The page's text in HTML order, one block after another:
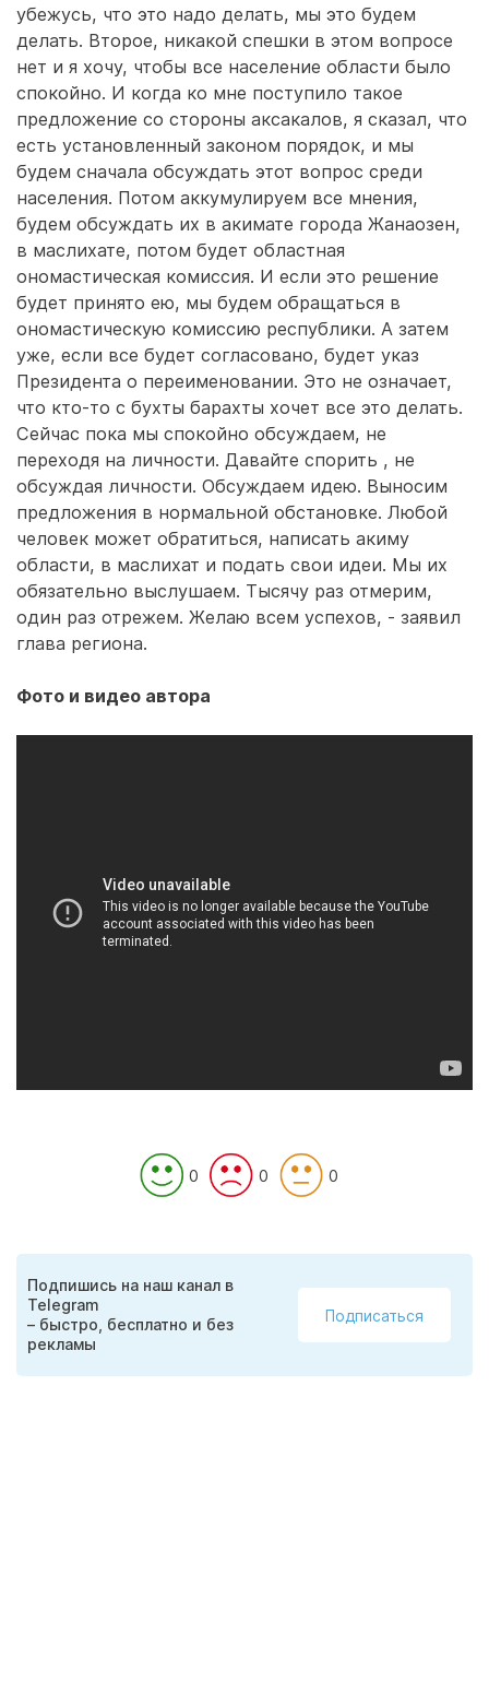
убежусь, что это надо делать, мы это будем
делать. Второе, никакой спешки в этом вопросе
нет и я хочу, чтобы все население области было
спокойно. И когда ко мне поступило такое
предложение со стороны аксакалов, я сказал, что
есть установленный законом порядок, и мы
будем сначала обсуждать этот вопрос среди
населения. Потом аккумулируем все мнения,
будем обсуждать их в акимате города Жанаозен,
в маслихате, потом будет областная
ономастическая комиссия. И если это решение
будет принято ею, мы будем обращаться в
ономастическую комиссию республики. А затем
уже, если все будет согласовано, будет указ
Президента о переименовании. Это не означает,
что кто-то с бухты барахты хочет все это делать.
Сейчас пока мы спокойно обсуждаем, не
переходя на личности. Давайте спорить , не
обсуждая личности. Обсуждаем идею. Выносим
предложения в нормальной обстановке. Любой
человек может обратиться, написать акиму
области, в маслихат и подать свои идеи. Мы их
обязательно выслушаем. Тысячу раз отмерим,
один раз отрежем. Желаю всем успехов, - заявил
глава региона.
Фото и видео автора
0 0 0
Подпишись на наш канал в
Telegram
– быстро, бесплатно и без
рекламы
Подписаться